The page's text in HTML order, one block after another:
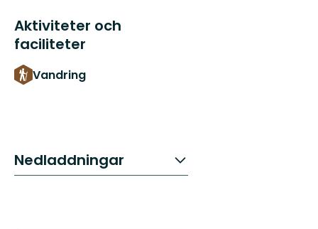
Aktiviteter och
faciliteter
Vandring
Nedladdningar